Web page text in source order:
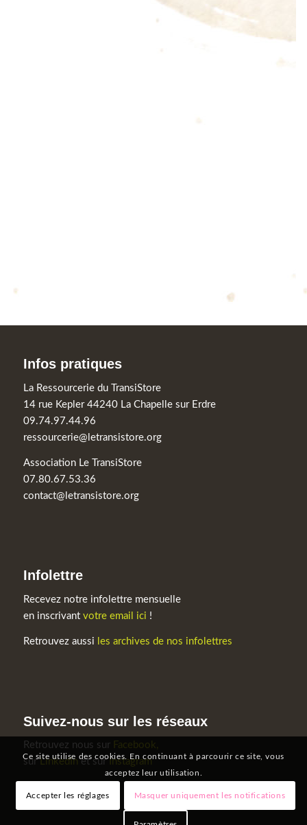
Infos pratiques
La Ressourcerie du TransiStore
14 rue Kepler 44240 La Chapelle sur Erdre
09.74.97.44.96
ressourcerie@letransistore.org
Association Le TransiStore
07.80.67.53.36
contact@letransistore.org
Infolettre
Recevez notre infolettre mensuelle
en inscrivant votre email ici !
Retrouvez aussi les archives de nos infolettres
Suivez-nous sur les réseaux
Retrouvez nous sur Facebook,
surLinkedInet surInstagram
Ce site utilise des cookies. En continuant à parcourir ce site, vous
acceptez leur utilisation.
Accepter les réglages Masquer uniquement les notifications